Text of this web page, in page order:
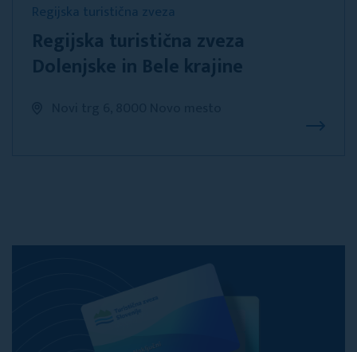
Regijska turistična zveza
Regijska turistična zveza
Dolenjske in Bele krajine